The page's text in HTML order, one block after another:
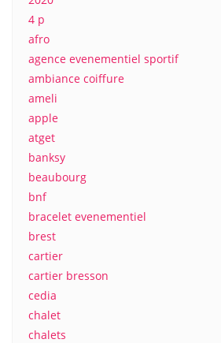
4 p
afro
agence evenementiel sportif
ambiance coiffure
ameli
apple
atget
banksy
beaubourg
bnf
bracelet evenementiel
brest
cartier
cartier bresson
cedia
chalet
chalets